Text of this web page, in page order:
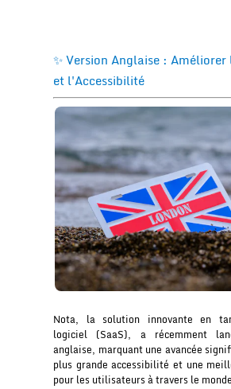
✨ Version Anglaise :
et l'Accessibilité
Nota, la solution innovante en
logiciel (SaaS), a récemment
anglaise, marquant une avancée
plus grande accessibilité et une
pour les utilisateurs à travers le